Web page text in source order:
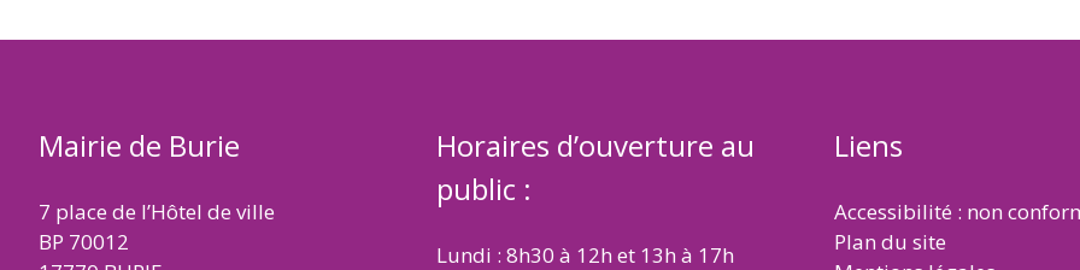
Mairie de Burie
7 place de l’Hôtel de ville
BP 70012
Horaires d’ouverture au
public :
Lundi : 8h30 à 12h et 13h à 17h
Liens
Accessibilité : non
Plan du site